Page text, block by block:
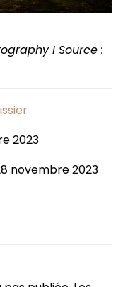
I Source :
2023
novembre 2023